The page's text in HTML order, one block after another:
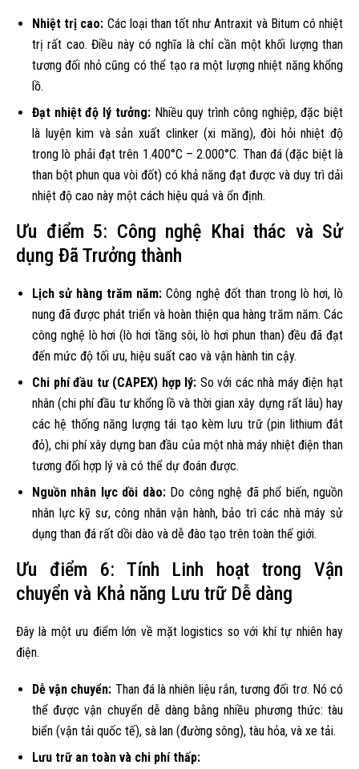
Nhiệt trị cao: Các loại than tốt như Antraxit và Bitum có nhiệt
trị rất cao. Điều này có nghĩa là chỉ cần một khối lượng than
tương đối nhỏ cũng có thể tạo ra một lượng nhiệt năng khổng
lồ.
Đạt nhiệt độ lý tưởng:Nhiều quy trình công nghiệp, đặc biệt
là luyện kim và sản xuất clinker (xi măng), đòi hỏi nhiệt độ
trong lò phải đạt trên 1.400°C – 2.000°C. Than đá (đặc biệt là
than bột phun qua vòi đốt) có khả năng đạt được và duy trì dải
nhiệt độ cao này một cách hiệu quả và ổn định.
Ưu điểm 5: Công nghệ Khai thác và Sử
dụng Đã Trưởng thành
Lịch sử hàng trăm năm: Công nghệ đốt than trong lò hơi, lò
nung đã được phát triển và hoàn thiện qua hàng trăm năm. Các
công nghệ lò hơi (lò hơi tầng sôi, lò hơi phun than) đều đã đạt
đến mức độ tối ưu, hiệu suất cao và vận hành tin cậy.
Chi phí đầu tư (CAPEX) hợp lý: So với các nhà máy điện hạt
nhân (chi phí đầu tư khổng lồ và thời gian xây dựng rất lâu) hay
các hệ thống năng lượng tái tạo kèm lưu trữ (pin lithium đắt
đỏ), chi phí xây dựng ban đầu của một nhà máy nhiệt điện than
tương đối hợp lý và có thể dự đoán được.
Nguồn nhân lực dồi dào:Do công nghệ đã phổ biến, nguồn
nhân lực kỹ sư, công nhân vận hành, bảo trì các nhà máy sử
dụng than đá rất dồi dào và dễ đào tạo trên toàn thế giới.
Ưu điểm 6: Tính Linh hoạt trong Vận
chuyển và Khả năng Lưu trữ Dễ dàng
Đây là một ưu điểm lớn về mặt logistics so với khí tự nhiên hay
điện.
Dễ vận chuyển: Than đá là nhiên liệu rắn, tương đối trơ. Nó có
thể được vận chuyển dễ dàng bằng nhiều phương thức: tàu
biển (vận tải quốc tế), sà lan (đường sông), tàu hỏa, và xe tải.
Lưu trữ an toàn và chi phí thấp: